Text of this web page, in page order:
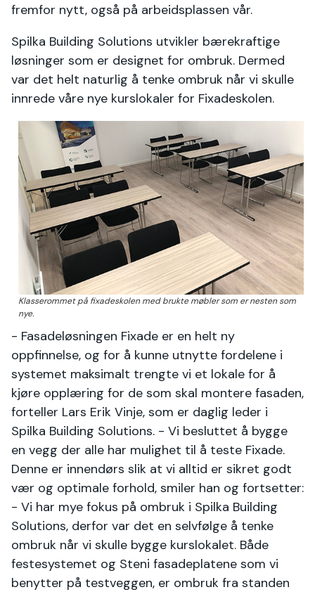
fremfor nytt, også på arbeidsplassen vår.
Spilka Building Solutions utvikler bærekraftige
løsninger som er designet for ombruk. Dermed
var det helt naturlig å tenke ombruk når vi skulle
innrede våre nye kurslokaler for Fixadeskolen.
Klasserommet på fixadeskolen med brukte møbler som er nesten som
nye.
- Fasadeløsningen Fixade er en helt ny
oppfinnelse, og for å kunne utnytte fordelene i
systemet maksimalt trengte vi et lokale for å
kjøre opplæring for de som skal montere fasaden,
forteller Lars Erik Vinje, som er daglig leder i
Spilka Building Solutions. - Vi besluttet å bygge
en vegg der alle har mulighet til å teste Fixade.
Denne er innendørs slik at vi alltid er sikret godt
vær og optimale forhold, smiler han og fortsetter:
- Vi har mye fokus på ombruk i Spilka Building
Solutions, derfor var det en selvfølge å tenke
ombruk når vi skulle bygge kurslokalet. Både
festesystemet og Steni fasadeplatene som vi
benytter på testveggen, er ombruk fra standen